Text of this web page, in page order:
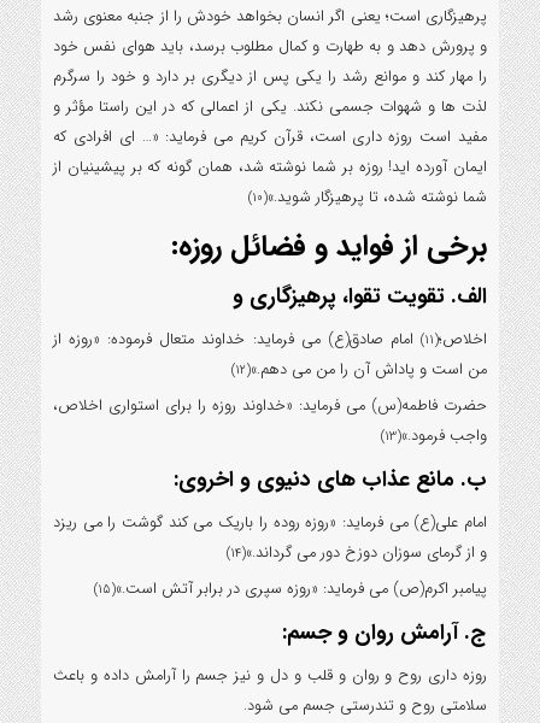
پرهیزگاری است؛ یعنی اگر انسان بخواهد خودش را از جنبه معنوی رشد
و پرورش دهد و به طهارت و کمال مطلوب برسد، باید هوای نفس خود
را مهار کند و موانع رشد را یکی پس از دیگری بر دارد و خود را سرگرم
لذت ها و شهوات جسمی نکند. یکی از اعمالی که در این راستا مؤثر و
مفید است روزه داری است، قرآن کریم می فرماید: «… ای افرادی که
ایمان آورده اید! روزه بر شما نوشته شد، همان گونه که بر پیشینیان از
شما نوشته شده، تا پرهیزگار شوید.»(10)
برخی از فواید و فضائل روزه:
الف. تقویت تقوا، پرهیزگاری و
اخلاص؛(11)
امام صادق(ع) می فرماید: خداوند متعال فرموده: «روزه از
من است و پاداش آن را من می دهم.»(12)
حضرت فاطمه(س) می فرماید: «خداوند روزه را برای استواری اخلاص،
واجب فرمود.»(13)
ب. مانع عذاب های دنیوی و اخروی:
امام علی(ع) می فرماید: «روزه روده را باریک می کند گوشت را می ریزد
و از گرمای سوزان دوزخ دور می گرداند.»(14)
پیامبر اکرم(ص) می فرماید: «روزه سپری در برابر آتش است.»(15)
ج. آرامش روان و جسم:
روزه داری روح و روان و قلب و دل و نیز جسم را آرامش داده و باعث
سلامتی روح و تندرستی جسم می شود.